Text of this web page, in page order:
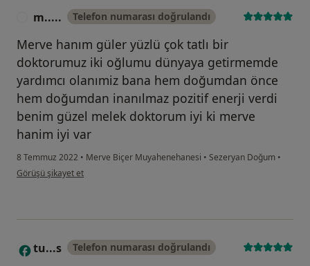
m..... Telefon numarası doğrulandı
Merve hanım güler yüzlü çok tatlı bir
doktorumuz iki oğlumu dünyaya getirmemde
yardımcı olanımiz bana hem doğumdan önce
hem doğumdan inanılmaz pozitif enerji verdi
benim güzel melek doktorum iyi ki merve
hanim iyi var
8 Temmuz 2022 • Merve Biçer Muyahenehanesi • Sezeryan Doğum •
kullanıcının görüşüne göre m.....
Görüşü şikayet et
T tu...s Telefon numarası doğrulandı